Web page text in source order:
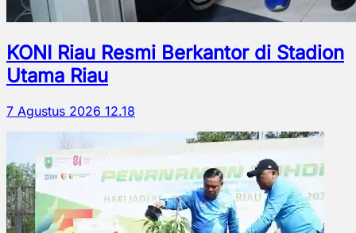
KONI Riau Resmi Berkantor di Stadion
Utama Riau
7 Agustus 2026 12.18